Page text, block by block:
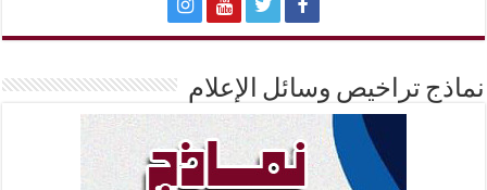
نماذج تراخيص وسائل الإعلام